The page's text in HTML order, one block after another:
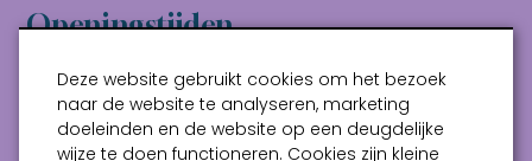
Openingstijden
Maandag
Gesloten
Dinsdag
10:00 - 17:00
Woensdag
10:00 - 17:00
Deze website gebruikt cookies om het bezoek
naar de website te analyseren, marketing
doeleinden en de website op een deugdelijke
wijze te doen functioneren. Cookies zijn kleine